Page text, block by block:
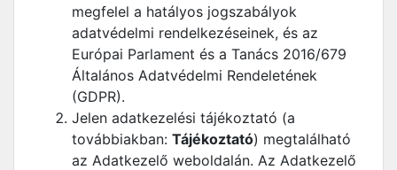
megfelel a hatályos jogszabályok
adatvédelmi rendelkezéseinek, és az
Európai Parlament és a Tanács 2016/679
Általános Adatvédelmi Rendeletének
(GDPR).
Jelen adatkezelési tájékoztató (a
továbbiakban: Tájékoztató) megtalálható
az Adatkezelő weboldalán. Az Adatkezelő